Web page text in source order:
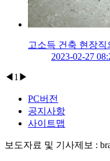
고소득 건축 현장
2023-02-27
◀ 1 ▶
PC버전
공지사항
사이트맵
보도자료 및 기사제보 :